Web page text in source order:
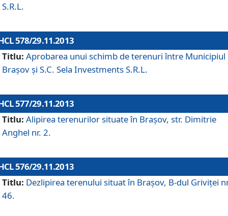
S.R.L.
578/29.11.2013
Titlu: Aprobarea unui schimb de terenuri între Municipiul
Braşov şi S.C. Sela Investments S.R.L.
577/29.11.2013
Titlu: Alipirea terenurilor situate în Braşov, str. Dimitrie
Anghel nr. 2.
576/29.11.2013
Titlu: Dezlipirea terenului situat în Braşov, B-dul Griviţei
46.